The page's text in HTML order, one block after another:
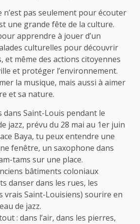
n’est pas seulement pour écouter
une grande fête de la culture.
apprendre à jouer d’un
culturelles pour découvrir
et même des actions citoyennes
et protéger l’environnement.
la musique, mais aussi à aimer
et sa nature.
dans Saint-Louis pendant le
jazz, prévu du 28 mai au 1er juin
Baya, tu peux entendre une
fenêtre, un saxophone dans
tams sur une place.
bâtiments coloniaux
danser dans les rues, les
vrais Saint-Louisiens) sourire en
de jazz.
: dans l’air, dans les pierres,